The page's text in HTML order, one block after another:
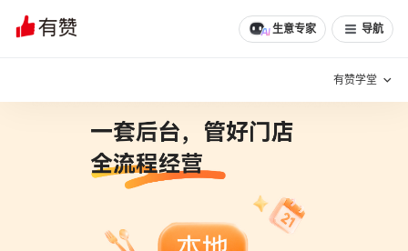
生意专家 导航
有赞学堂
增长方法
有赞专家说